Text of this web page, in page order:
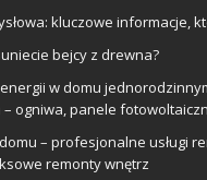
kluczowe informacje,
bejcy z drewna?
w domu
– ogniwa, panele
– profesjonalne usługi
remonty wnętrz